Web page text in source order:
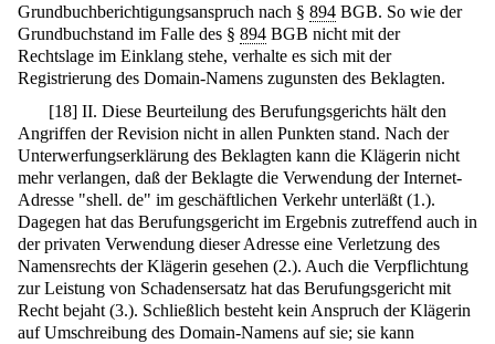
Grundbuchberichtigungsanspruch nach § 894 BGB. So wie der
Grundbuchstand im Falle des § 894 BGB nicht mit der
Rechtslage im Einklang stehe, verhalte es sich mit der
Registrierung des Domain-Namens zugunsten des Beklagten.
[18] II. Diese Beurteilung des Berufungsgerichts hält den
Angriffen der Revision nicht in allen Punkten stand. Nach der
Unterwerfungserklärung des Beklagten kann die Klägerin nicht
mehr verlangen, daß der Beklagte die Verwendung der Internet-
Adresse "shell. de" im geschäftlichen Verkehr unterläßt (1.).
Dagegen hat das Berufungsgericht im Ergebnis zutreffend auch in
der privaten Verwendung dieser Adresse eine Verletzung des
Namensrechts der Klägerin gesehen (2.). Auch die Verpflichtung
zur Leistung von Schadensersatz hat das Berufungsgericht mit
Recht bejaht (3.). Schließlich besteht kein Anspruch der Klägerin
auf Umschreibung des Domain-Namens auf sie; sie kann